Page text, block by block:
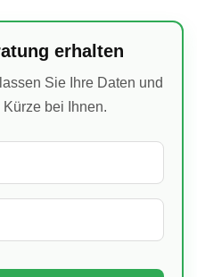
erhalten
Sie Ihre Daten und
bei Ihnen.